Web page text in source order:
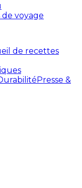
voyage
de recettes
Presse &